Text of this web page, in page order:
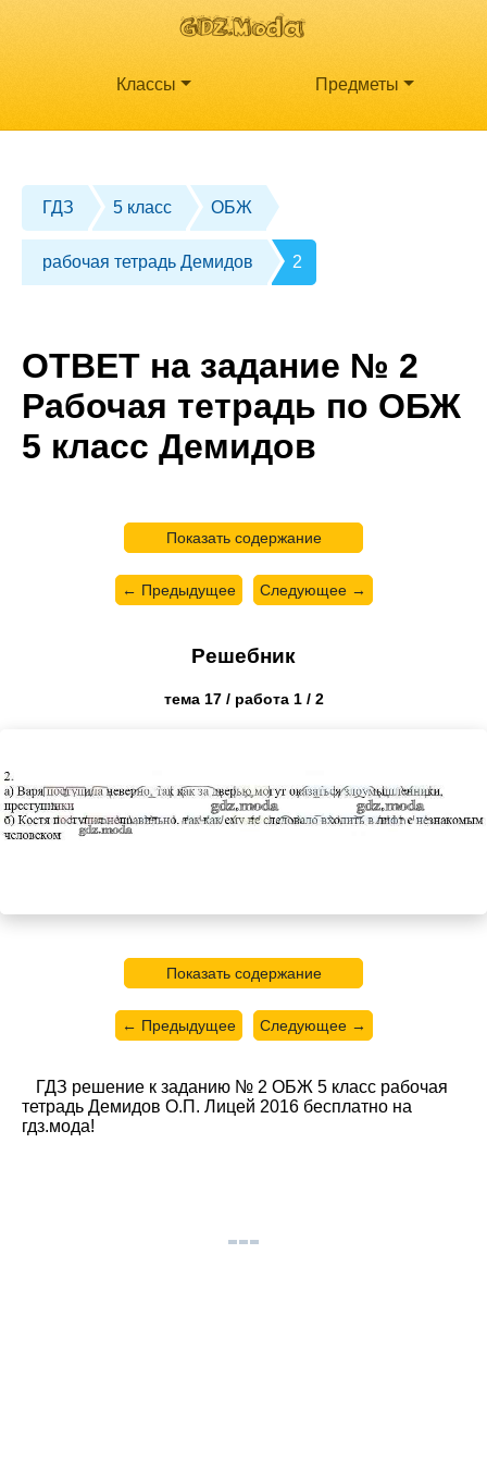
Классы Предметы
ГДЗ 5 класс ОБЖ
рабочая тетрадь Демидов 2
ОТВЕТ на задание № 2
Рабочая тетрадь по ОБЖ
5 класс Демидов
Показать содержание
← Предыдущее Следующее →
Решебник
тема 17 / работа 1 / 2
Показать содержание
← Предыдущее Следующее →
ГДЗ решение к заданию № 2 ОБЖ 5 класс рабочая
тетрадь Демидов О.П. Лицей 2016 бесплатно на
гдз.мода!